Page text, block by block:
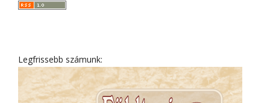
Legfrissebb számunk: